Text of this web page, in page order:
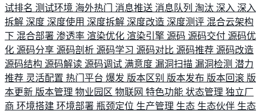
试排名 测试环境 海外热门 消息推送 消息队列 淘汰 深入 深入
拆解 深度 深度使用 深度拆解 深度改造 深度测评 混合云架构
下 混合部署 渗透率 渲染优化 渲染引擎 源码 源码交付 源码优
化 源码分享 源码剖析 源码学习 源码对比 源码推荐 源码改造
源码结构 源码解读 源码调试 满意度 漏洞扫描 漏洞检测 潜力
推荐 灵活配置 热门平台 爆发 版本区别 版本发布 版本回滚 版
本更新 版本管理 物业园区 物联网 特色功能 状态管理 独立厂
商 环境搭建 环境部署 瓶颈定位 生产管理 生态 生态伙伴 生态